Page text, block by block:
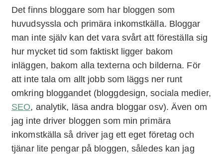
Det finns bloggare som har bloggen som
huvudsyssla och primära inkomstkälla. Bloggar
man inte själv kan det vara svårt att föreställa sig
hur mycket tid som faktiskt ligger bakom
inläggen, bakom alla texterna och bilderna. För
att inte tala om allt jobb som läggs ner runt
omkring bloggandet (bloggdesign, sociala medier,
SEO, analytik, läsa andra bloggar osv). Även om
jag inte driver bloggen som min primära
inkomstkälla så driver jag ett eget företag och
tjänar lite pengar på bloggen, således kan jag